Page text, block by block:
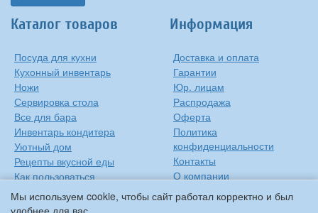
Мы используем cookie, чтобы сайт работал корректно и был
удобнее для вас.
Каталог товаров
Посуда для кухни
Кухонный инвентарь
Ножи
Сервировка стола
Все для бара
Инвентарь кондитера
Уютный дом
Рецепты вкусной еды
Как пользоваться
сковородкой
Информация
Доставка и оплата
Гарантии
Юр. лицам
Распродажа
Оферта
Политика
конфиденциальности
Контакты
О компании
Сиропы Monin
Виды барного стекла